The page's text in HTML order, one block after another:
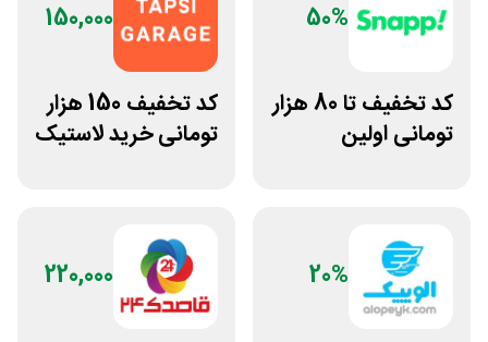
50%
کد تخفیف تا 80 هزار
تومانی اولین
150,000
کد تخفیف 150 هزار
تومانی خرید لاستیک
20%
220,000